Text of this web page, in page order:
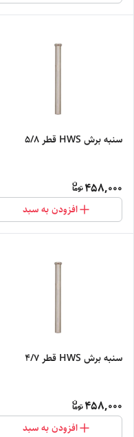
سنبه برش HWS قطر 5/8
458,000
افزودن به سبد
سنبه برش HWS قطر 4/7
458,000
افزودن به سبد